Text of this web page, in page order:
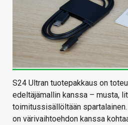
S24 Ultran tuotepakkaus on
edeltäjämallin kanssa – musta,
toimitussisällöltään
on värivaihtoehdon kanssa